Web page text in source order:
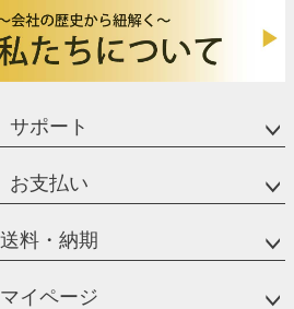
サポート
お支払い
送料・納期
マイページ